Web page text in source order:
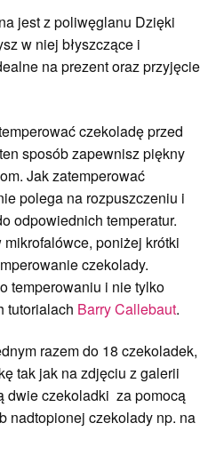
jest z poliwęglanu Dzięki
w niej błyszczące i
na prezent oraz przyjęcie
czekoladę przed
sposób zapewnisz piękny
Jak zatemperować
polega na rozpuszczeniu i
odpowiednich temperatur.
poniżej krótki
czekolady.
temperowaniu i nie tylko
tutorialach Barry Callebaut.
razem do 18 czekoladek,
tak jak na zdjęciu z galerii
dwie czekoladki za pomocą
nadtopionej czekolady np. na